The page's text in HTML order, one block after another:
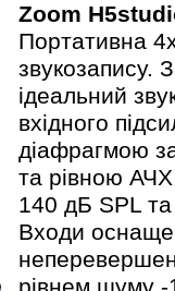
Zoom
Портативна
звукозапису.
ідеальний
вхідного
діафрагмою
та рівною
140 дБ SPL
Входи